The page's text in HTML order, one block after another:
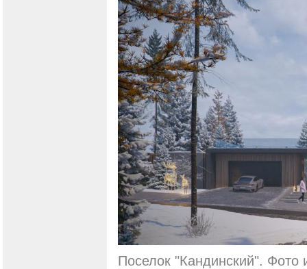
Поселок "Кандинский". Фото